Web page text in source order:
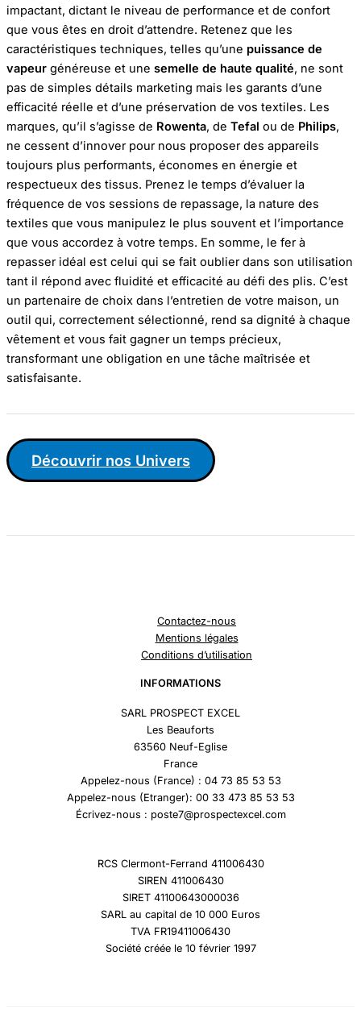
impactant, dictant le niveau de performance et de confort
que vous êtes en droit d’attendre. Retenez que les
caractéristiques techniques, telles qu’une puissance de
vapeur généreuse et une semelle de haute qualité, ne sont
pas de simples détails marketing mais les garants d’une
efficacité réelle et d’une préservation de vos textiles. Les
marques, qu’il s’agisse de Rowenta, de Tefal ou de Philips,
ne cessent d’innover pour nous proposer des appareils
toujours plus performants, économes en énergie et
respectueux des tissus. Prenez le temps d’évaluer la
fréquence de vos sessions de repassage, la nature des
textiles que vous manipulez le plus souvent et l’importance
que vous accordez à votre temps. En somme, le fer à
repasser idéal est celui qui se fait oublier dans son utilisation
tant il répond avec fluidité et efficacité au défi des plis. C’est
un partenaire de choix dans l’entretien de votre maison, un
outil qui, correctement sélectionné, rend sa dignité à chaque
vêtement et vous fait gagner un temps précieux,
transformant une obligation en une tâche maîtrisée et
satisfaisante.
Découvrir nos Univers
Contactez-nous
Mentions légales
Conditions d’utilisation
INFORMATIONS
SARL PROSPECT EXCEL
Les Beauforts
63560 Neuf-Eglise
France
Appelez-nous (France) : 04 73 85 53 53
Appelez-nous (Etranger): 00 33 473 85 53 53
Écrivez-nous : poste7@prospectexcel.com
RCS Clermont-Ferrand 411006430
SIREN 411006430
SIRET 41100643000036
SARL au capital de 10 000 Euros
TVA FR19411006430
Société créée le 10 février 1997